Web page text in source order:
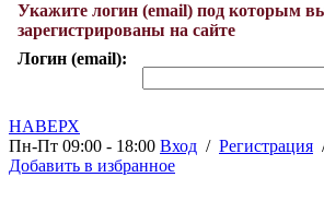
Укажите логин (email) под которым
зарегистрированы на сайте
Логин (email):
НАВЕРХ
Пн-Пт 09:00 - 18:00 Вход / Регистрация
Добавить в избранное